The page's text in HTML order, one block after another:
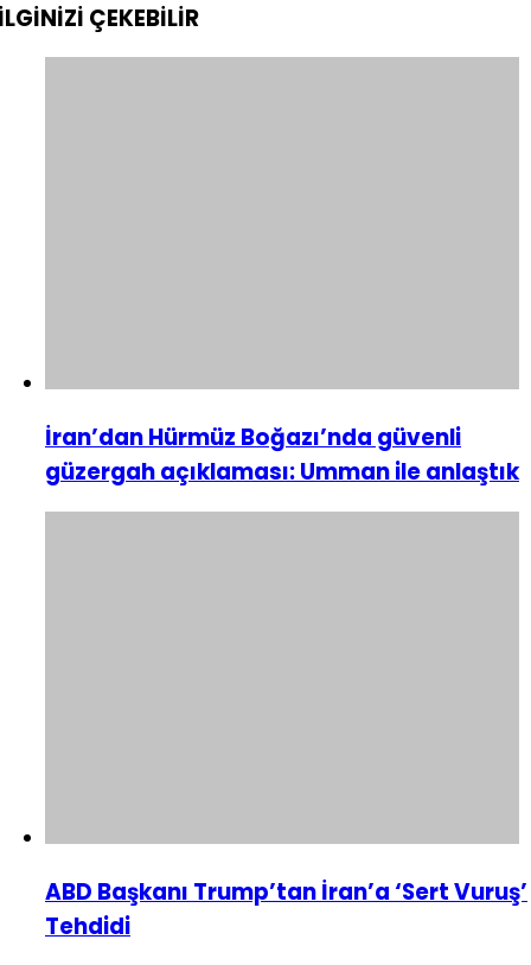
ÇEKEBİLİR
İran’dan Hürmüz Boğazı’nda güvenli
güzergah açıklaması: Umman ile anlaştık
ABD Başkanı Trump’tan İran’a ‘Sert Vuruş’
Tehdidi